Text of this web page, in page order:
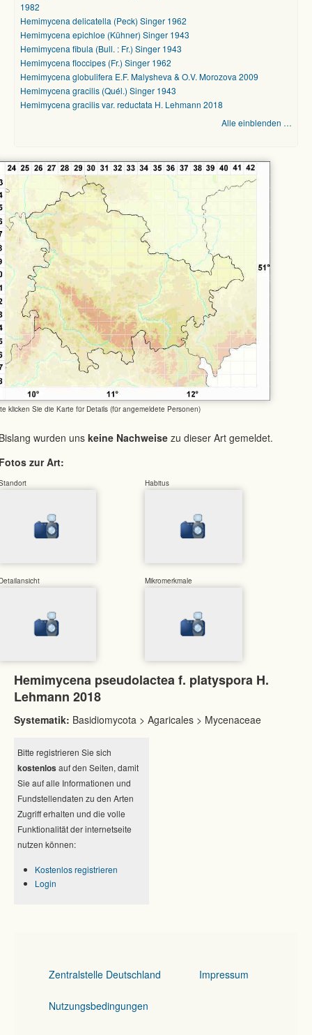
1982
Hemimycena delicatella (Peck) Singer 1962
Hemimycena epichloe (Kühner) Singer 1943
Hemimycena fibula (Bull. : Fr.) Singer 1943
Hemimycena floccipes (Fr.) Singer 1962
Hemimycena globulifera E.F. Malysheva & O.V. Morozova 2009
Hemimycena gracilis (Quél.) Singer 1943
Hemimycena gracilis var. reductata H. Lehmann 2018
Alle einblenden …
klicken Sie die Karte für Details (für angemeldete Personen)
wurden uns keine Nachweise zu dieser Art gemeldet.
zur Art:
Habitus
Mikromerkmale
Hemimycena pseudolactea f. platyspora H.
Lehmann 2018
Systematik: Basidiomycota > Agaricales > Mycenaceae
Bitte registrieren Sie sich
kostenlos auf den Seiten, damit
Sie auf alle Informationen und
Fundstellendaten zu den Arten
Zugriff erhalten und die volle
Funktionalität der internetseite
nutzen können:
Kostenlos registrieren
Login
Zentralstelle Deutschland Impressum
Nutzungsbedingungen